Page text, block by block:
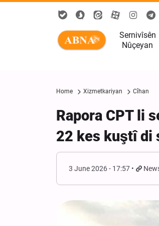
Sernivîsên
Nûçeyan
Home Xizmetkariyan Cîhan
Rapora CPT li
22 kes kuştî di
3 June 2026 - 17:57